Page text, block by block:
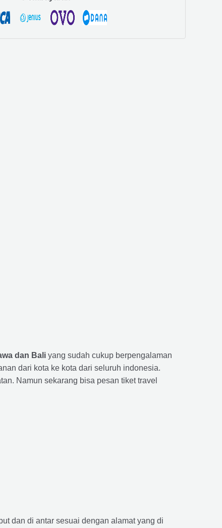
dan Bali yang sudah cukup berpengalaman
dari kota ke kota dari seluruh indonesia.
Namun sekarang bisa pesan tiket travel
dan di antar sesuai dengan alamat yang di